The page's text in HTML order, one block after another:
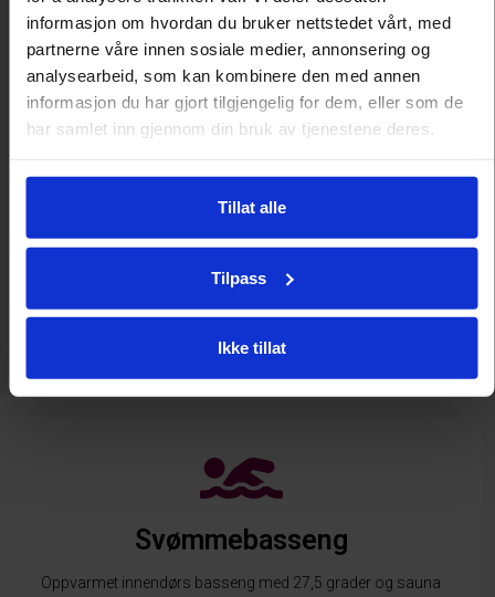
informasjon om hvordan du bruker nettstedet vårt, med
partnerne våre innen sosiale medier, annonsering og
analysearbeid, som kan kombinere den med annen
informasjon du har gjort tilgjengelig for dem, eller som de
har samlet inn gjennom din bruk av tjenestene deres.
Tillat alle
Tilpass
Ikke tillat
2910,-
Tilbudet gjelder for rom frokost i familierom
(priseksempel 2 voksne og 2 barn).Fra kr
Prisen gjelder per familierom per døgn
inkludert frokost.
Bestill nå
Svømmebasseng
Oppvarmet innendørs basseng med 27,5 grader og sauna